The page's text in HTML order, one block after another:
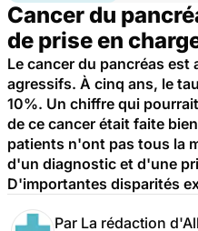
Cancer du
de prise en
Le cancer du pancréas
agressifs. À cinq ans, le
10%. Un chiffre qui
de ce cancer était faite
patients n'ont pas tous la
d'un diagnostic et d'une
D'importantes disparités
Par La rédaction